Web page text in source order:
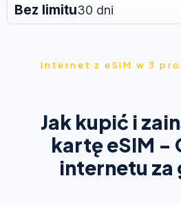
Bez limitu30 dni
Internet z eSIM w 3
Jak kupić i
kartę eSIM -
internetu za